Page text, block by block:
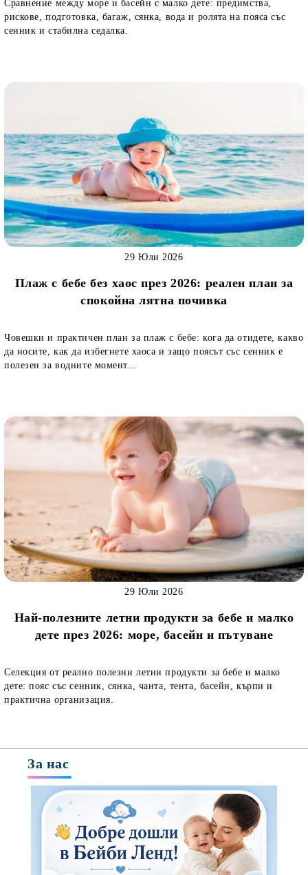
Сравнение между море и басейн с малко дете: предимства,
рискове, подготовка, багаж, сянка, вода и ролята на пояса със
сенник и стабилна седалка.
Плаж с бебе без хаос през 2026: реален план за
спокойна лятна почивка
29 Юли 2026
Човешки и практичен план за плаж с бебе: кога да отидете, какво
да носите, как да избегнете хаоса и защо поясът със сенник е
полезен за водните момент...
Най-полезните летни продукти за бебе и малко
дете през 2026: море, басейн и пътуване
29 Юли 2026
Селекция от реално полезни летни продукти за бебе и малко
дете: пояс със сенник, сянка, чанта, тента, басейн, кърпи и
практична организация.
За нас